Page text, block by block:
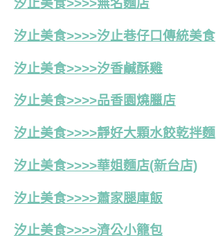
汐止美食>>>>無名麵店
汐止美食>>>>汐止巷仔口傳統美食
汐止美食>>>>汐香鹹酥雞
汐止美食>>>>品香園燒臘店
汐止美食>>>>靜好大顆水餃乾拌麵
汐止美食>>>>華姐麵店(新台店)
汐止美食>>>>蕭家腿庫飯
汐止美食>>>>濟公小籠包